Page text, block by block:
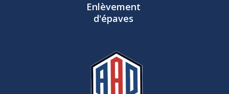
Enlèvement
d'épaves